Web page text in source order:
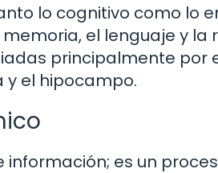
lo cognitivo como lo
el lenguaje y la
principalmente por
el hipocampo.
es un